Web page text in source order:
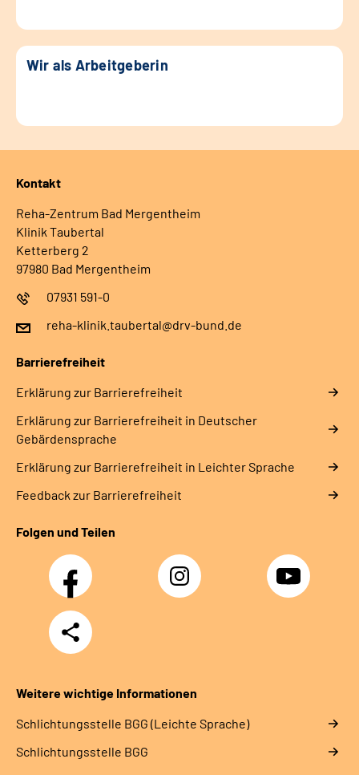
Wir als Arbeitgeberin
Kontakt
Reha-Zentrum Bad Mergentheim
Klinik Taubertal
Ketterberg 2
97980 Bad Mergentheim
07931 591-0
reha-klinik.taubertal@drv-bund.de
Barrierefreiheit
Erklärung zur Barrierefreiheit
Erklärung zur Barrierefreiheit in Deutscher
Gebärdensprache
Erklärung zur Barrierefreiheit in Leichter Sprache
Feedback zur Barrierefreiheit
Folgen und Teilen
Facebook Instagram YouTube
Teilen
Weitere wichtige Informationen
Schlich­tungs­stel­le BGG (Leichte Sprache)
Schlich­tungs­stel­le BGG